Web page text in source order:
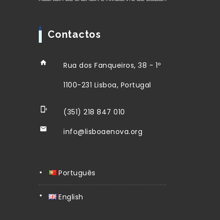
Contactos
Rua dos Fanqueiros, 38 - 1º
1100-231 Lisboa, Portugal
(351) 218 847 010
info@lisboaenova.org
Português
English